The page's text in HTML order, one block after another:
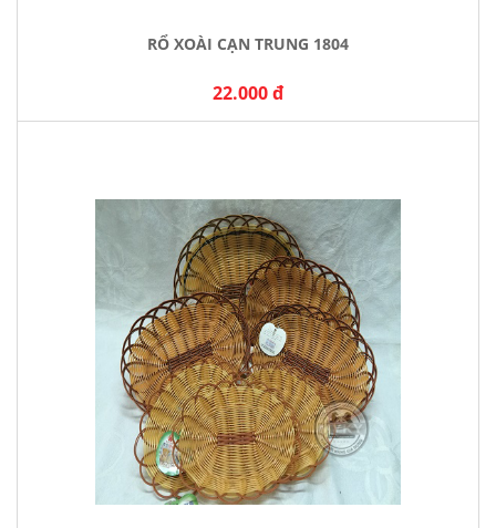
RỔ XOÀI CẠN TRUNG 1804
22.000 đ